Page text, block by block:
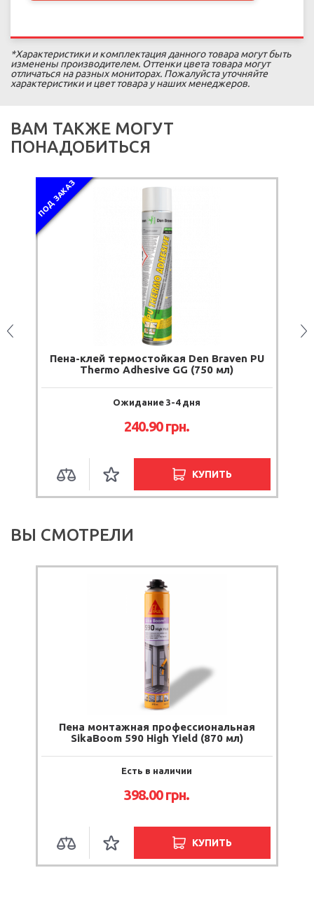
*Характеристики и комплектация данного товара могут быть
изменены производителем. Оттенки цвета товара могут
отличаться на разных мониторах. Пожалуйста уточняйте
характеристики и цвет товара у наших менеджеров.
ВАМ ТАКЖЕ МОГУТ
ПОНАДОБИТЬСЯ
ПОД ЗАКАЗ
Пена-клей термостойкая Den Braven PU
Thermo Adhesive GG (750 мл)
Ожидание 3-4 дня
240.90грн.
КУПИТЬ
ВЫ СМОТРЕЛИ
Пена монтажная профессиональная
SikaBoom 590 High Yield (870 мл)
Есть в наличии
398.00грн.
КУПИТЬ